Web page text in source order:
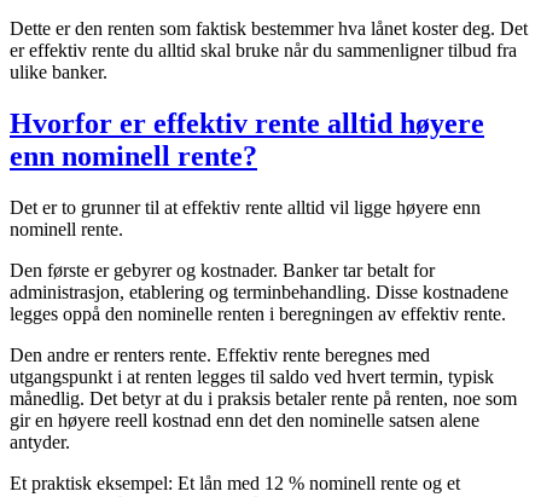
Dette er den renten som faktisk bestemmer hva lånet koster deg. Det
er effektiv rente du alltid skal bruke når du sammenligner tilbud fra
ulike banker.
Hvorfor er effektiv rente alltid høyere
enn nominell rente?
Det er to grunner til at effektiv rente alltid vil ligge høyere enn
nominell rente.
Den første er gebyrer og kostnader. Banker tar betalt for
administrasjon, etablering og terminbehandling. Disse kostnadene
legges oppå den nominelle renten i beregningen av effektiv rente.
Den andre er renters rente. Effektiv rente beregnes med
utgangspunkt i at renten legges til saldo ved hvert termin, typisk
månedlig. Det betyr at du i praksis betaler rente på renten, noe som
gir en høyere reell kostnad enn det den nominelle satsen alene
antyder.
Et praktisk eksempel: Et lån med 12 % nominell rente og et